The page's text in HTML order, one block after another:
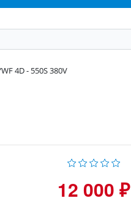
4D - 550S 380V
12 000 ₽